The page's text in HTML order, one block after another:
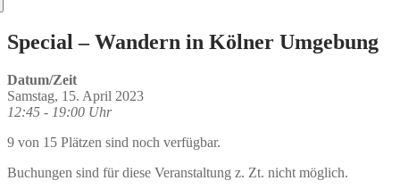
Special – Wandern in Kölner Umgebung
Datum/Zeit
Samstag, 15. April 2023
12:45 - 19:00 Uhr
9 von 15 Plätzen sind noch verfügbar.
Buchungen sind für diese Veranstaltung z. Zt. nicht möglich.